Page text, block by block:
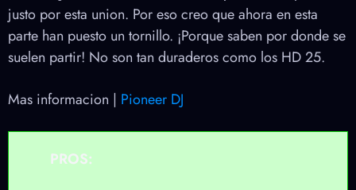
justo por esta union. Por eso creo que ahora en esta
parte han puesto un tornillo. ¡Porque saben por donde se
suelen partir! No son tan duraderos como los HD 25.
Mas informacion | Pioneer DJ
PROS: